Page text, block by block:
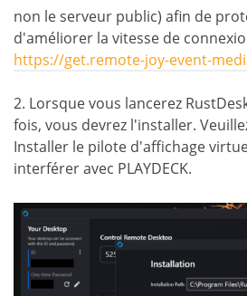
non le serveur public) afin de
d'améliorer la vitesse de
https://get.remote-joy-event-
2. Lorsque vous lancerez
fois, vous devrez l'installer.
Installer le pilote d'affichage
interférer avec PLAYDECK.